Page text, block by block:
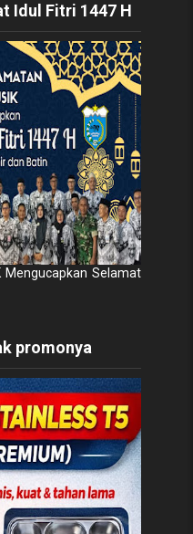
Idul Fitri 1447 H
Mengucapkan Selamat
promonya